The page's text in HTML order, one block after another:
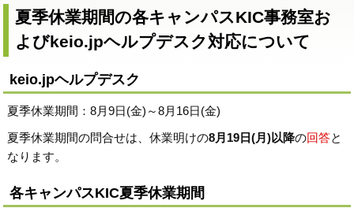
夏季休業期間の各キャンパスKIC事務室お
よびkeio.jpヘルプデスク対応について
keio.jpヘルプデスク
夏季休業期間：8月9日(金)～8月16日(金)
夏季休業期間の問合せは、休業明けの8月19日(月)以降の回答と
なります。
各キャンパスKIC夏季休業期間